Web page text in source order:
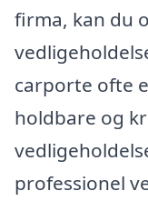
firma, kan du
carporte ofte
holdbare og
professionel